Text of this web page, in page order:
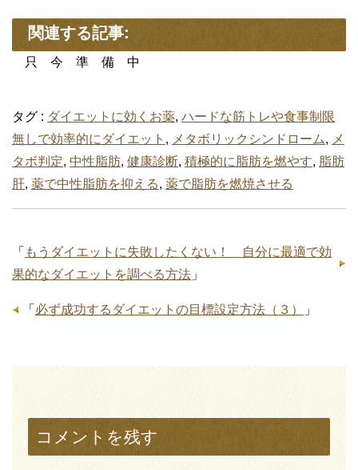
関連する記事:
只 今 準 備 中
タグ : ダイエットに効くお薬, ハードな筋トレや食事制限
無しで効率的にダイエット , メタボリックシンドローム, メ
タボ判定, 中性脂肪, 健康診断, 積極的に脂肪を燃やす, 脂肪
肝, 薬で中性脂肪を抑える, 薬で脂肪を燃焼させる
「 もうダイエットに失敗したくない！ 自分に最適で効
果的なダイエットを調べる方法 」
「 必ず成功するダイエットの目標設定方法（３） 」
コメントを残す